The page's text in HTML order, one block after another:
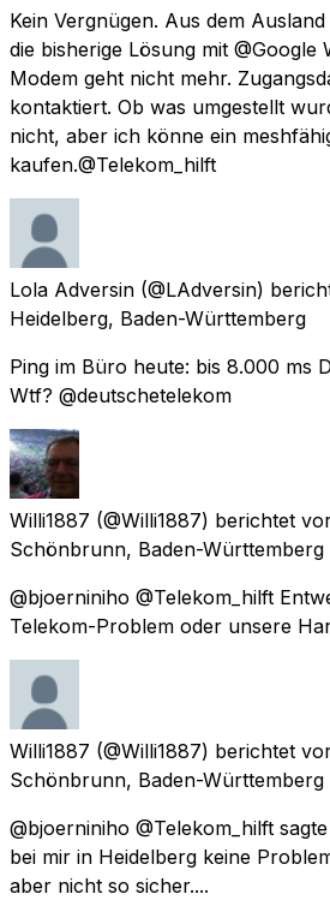
Kein Vergnügen. Aus dem
die bisherige Lösung mit @Google
Modem geht nicht mehr.
kontaktiert. Ob was umgestellt
nicht, aber ich könne ein
kaufen.@Telekom_hilft
Lola Adversin (@LAdversin)
Heidelberg, Baden-Württemberg
Ping im Büro heute: bis 8.000 ms
Wtf? @deutschetelekom
Willi1887 (@Willi1887) berichtet
Schönbrunn, Baden-Württemberg
@bjoerniniho @Telekom_hilft
Telekom-Problem oder unsere
Willi1887 (@Willi1887) berichtet
Schönbrunn, Baden-Württemberg
@bjoerniniho @Telekom_hilft
bei mir in Heidelberg keine
aber nicht so sicher....